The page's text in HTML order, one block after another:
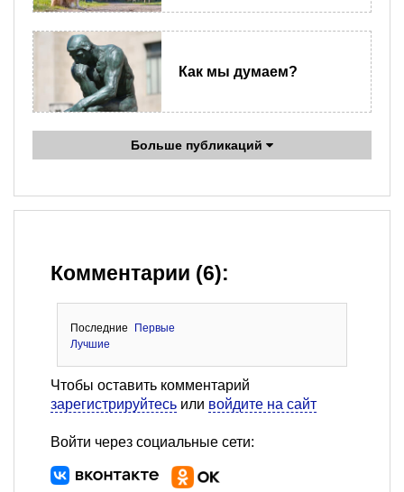
Как мы думаем?
Больше публикаций
Комментарии (6):
Последние
Первые
Лучшие
Чтобы оставить комментарий
зарегистрируйтесь или войдите на сайт
Войти через социальные сети: